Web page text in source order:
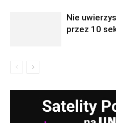
Nie
przez 10